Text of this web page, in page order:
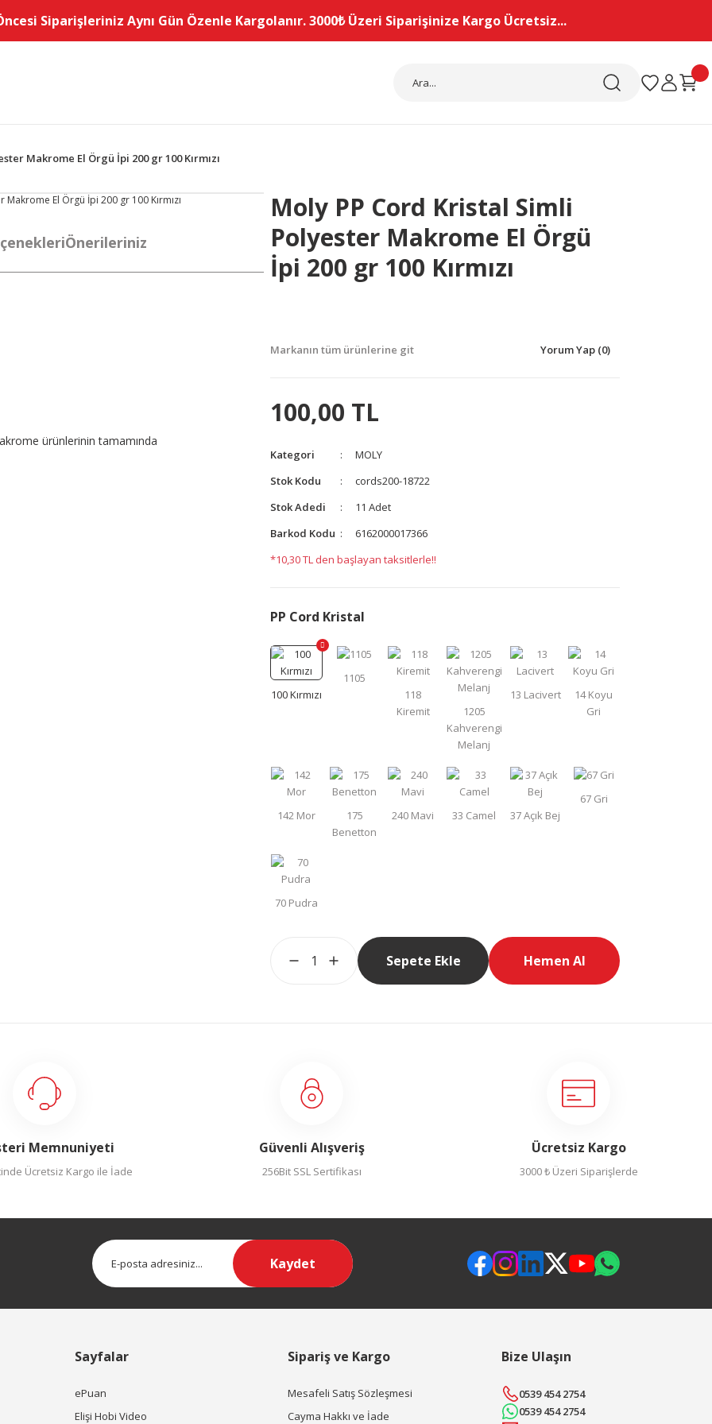
Siparişleriniz Aynı Gün Özenle Kargolanır. 3000₺ Üzeri Siparişinize Kargo Ücretsiz...
Makrome El Örgü İpi 200 gr 100 Kırmızı
Önerileriniz
ürünlerinin tamamında
Moly PP Cord Kristal Simli
Polyester Makrome El Örgü
İpi 200 gr 100 Kırmızı
Markanın tüm ürünlerine git Yorum Yap (0)
100,00 TL
Kategori
MOLY
Stok Kodu
cords200-18722
Stok Adedi
11 Adet
Barkod Kodu
6162000017366
*10,30 TL den başlayan taksitlerle!!
PP Cord Kristal
Sepete Ekle Hemen Al
Memnuniyeti
Ücretsiz Kargo ile İade
Güvenli Alışveriş
256Bit SSL Sertifikası
Ücretsiz Kargo
3000 ₺ Üzeri Siparişlerde
Kaydet
Sayfalar
ePuan
Elişi Hobi Video
Sipariş ve Kargo
Mesafeli Satış Sözleşmesi
Cayma Hakkı ve İade
Bize Ulaşın
0539 454 2754
0539 454 2754